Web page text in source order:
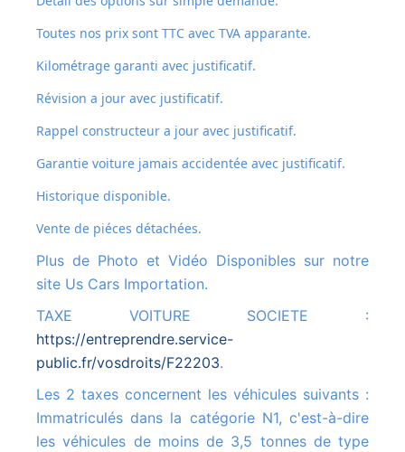
Toutes nos prix sont TTC avec TVA apparante.
Kilométrage garanti avec justificatif.
Révision a jour avec justificatif.
Rappel constructeur a jour avec justificatif.
Garantie voiture jamais accidentée avec justificatif.
Historique disponible.
Vente de piéces détachées.
Plus de Photo et Vidéo Disponibles sur notre
site Us Cars Importation.
TAXE VOITURE SOCIETE :
https://entreprendre.service-
public.fr/vosdroits/F22203.
Les 2 taxes concernent les véhicules suivants :
Immatriculés dans la catégorie N1, c'est-à-dire
les véhicules de moins de 3,5 tonnes de type